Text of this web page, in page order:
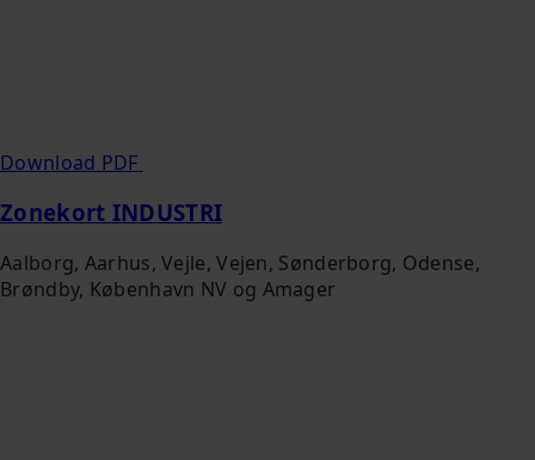
Download PDF
Zonekort INDUSTRI
Aalborg, Aarhus, Vejle, Vejen, Sønderborg, Odense,
Brøndby, København NV og Amager